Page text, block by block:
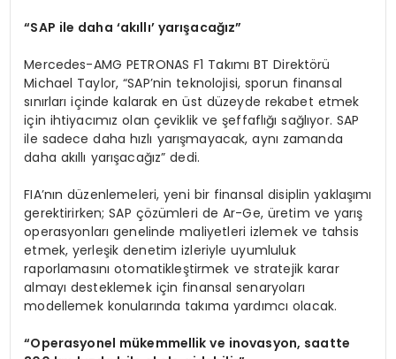
“SAP ile daha ‘akıllı’ yarışacağız”
Mercedes-AMG PETRONAS F1 Takımı BT Direktörü
Michael Taylor, “SAP’nin teknolojisi, sporun finansal
sınırları içinde kalarak en üst düzeyde rekabet etmek
için ihtiyacımız olan çeviklik ve şeffaflığı sağlıyor. SAP
ile sadece daha hızlı yarışmayacak, aynı zamanda
daha akıllı yarışacağız” dedi.
FIA’nın düzenlemeleri, yeni bir finansal disiplin yaklaşımı
gerektirirken; SAP çözümleri de Ar-Ge, üretim ve yarış
operasyonları genelinde maliyetleri izlemek ve tahsis
etmek, yerleşik denetim izleriyle uyumluluk
raporlamasını otomatikleştirmek ve stratejik karar
almayı desteklemek için finansal senaryoları
modellemek konularında takıma yardımcı olacak.
“Operasyonel mükemmellik ve inovasyon, saatte